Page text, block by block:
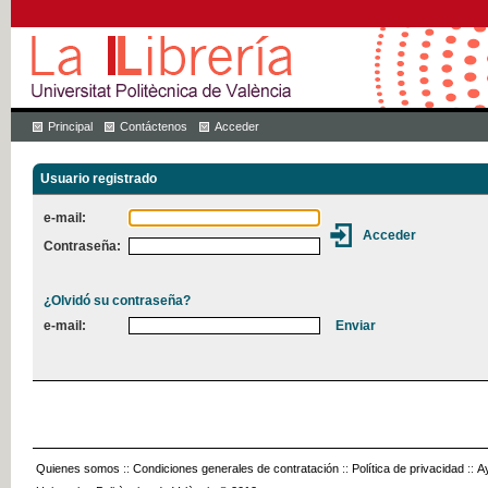
Principal Contáctenos Acceder
Usuario registrado
e-mail:
Contraseña:
¿Olvidó su contraseña?
e-mail:
Quienes somos :: Condiciones generales de contratación :: Política de privacidad ::